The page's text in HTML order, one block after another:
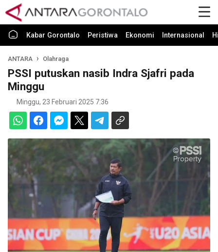
Kabar Gorontalo Peristiwa Ekonomi Internasional
ANTARA Olahraga
PSSI putuskan nasib Indra Sjafri pada
Minggu
Minggu, 23 Februari 2025 7:36